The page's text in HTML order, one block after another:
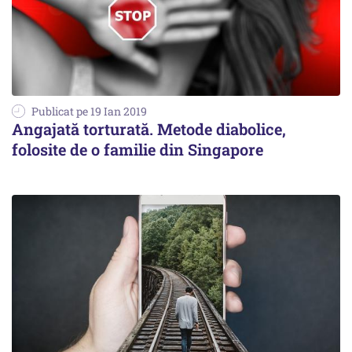
Publicat pe 19 Ian 2019
Angajată torturată. Metode diabolice,
folosite de o familie din Singapore